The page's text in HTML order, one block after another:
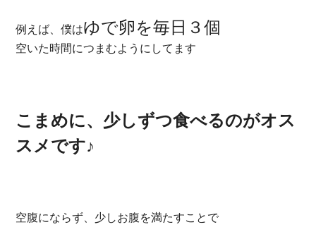
例えば、僕はゆで卵を毎日３個
空いた時間につまむようにしてます
こまめに、少しずつ食べるのがオス
スメです♪
空腹にならず、少しお腹を満たすことで